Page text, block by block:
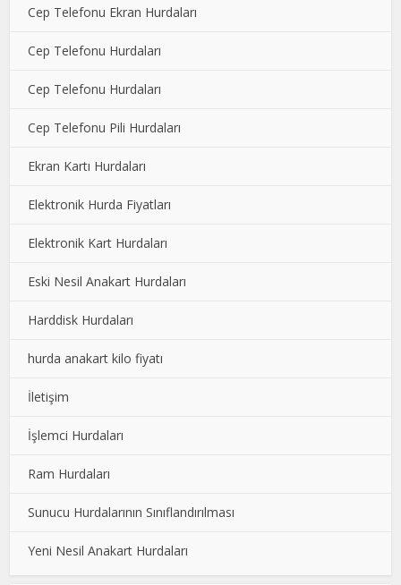
Cep Telefonu Ekran Hurdaları
Cep Telefonu Hurdaları
Cep Telefonu Hurdaları
Cep Telefonu Pili Hurdaları
Ekran Kartı Hurdaları
Elektronik Hurda Fiyatları
Elektronik Kart Hurdaları
Eski Nesil Anakart Hurdaları
Harddisk Hurdaları
hurda anakart kilo fiyatı
İletişim
İşlemci Hurdaları
Ram Hurdaları
Sunucu Hurdalarının Sınıflandırılması
Yeni Nesil Anakart Hurdaları